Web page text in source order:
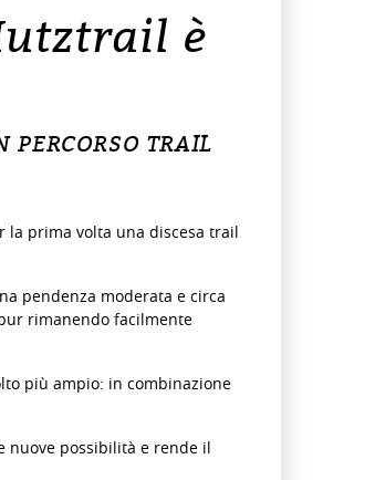
è
TRAIL
la prima volta una discesa trail
pendenza moderata e circa
rimanendo facilmente
più ampio: in combinazione
nuove possibilità e rende il